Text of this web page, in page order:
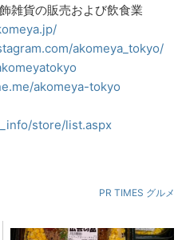
雑貨の販売および飲食業
akomeya_tokyo/
akomeya-tokyo
store/list.aspx
PR TIMES グルメ